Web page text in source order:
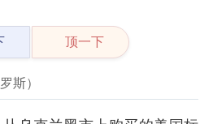
顶一下
斯）